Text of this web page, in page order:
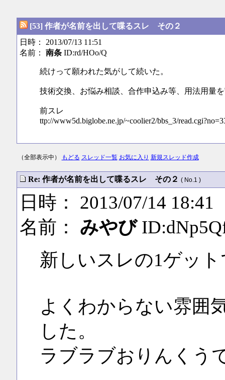
[53] 作者が名前を出して喋るスレ その２
日時： 2013/07/13 11:51
名前： 南条ID:rd/HOo/Q
続けって願われた気がして続いた。
技術交換、お悩み相談、合作申込み等、用法用量
前スレ
ttp://www5d.biglobe.ne.jp/~coolier2/bbs_3/
（全部表示中） もどる スレッド一覧 お気に入り 新規スレッド作成
Re: 作者が名前を出して喋るスレ その２ ( No.1 )
日時： 2013/07/14 18:41
名前： みやび
新しいスレの1ゲッ
よくわからない雰囲
した。
ラブラブおりんくう